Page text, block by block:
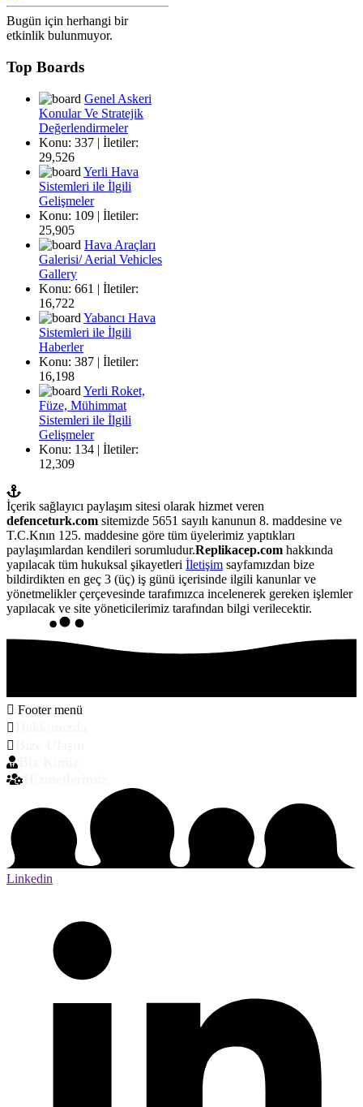
Bugün için herhangi bir
etkinlik bulunmuyor.
Top Boards
Genel Askeri
Konular Ve Stratejik
Değerlendirmeler
Konu: 337 | İletiler:
29,526
Yerli Hava
Sistemleri ile İlgili
Gelişmeler
Konu: 109 | İletiler:
25,905
Hava Araçları
Galerisi/ Aerial Vehicles
Gallery
Konu: 661 | İletiler:
16,722
Yabancı Hava
Sistemleri ile İlgili
Haberler
Konu: 387 | İletiler:
16,198
Yerli Roket,
Füze, Mühimmat
Sistemleri ile İlgili
Gelişmeler
Konu: 134 | İletiler:
12,309
İçerik sağlayıcı paylaşım sitesi olarak hizmet veren
defenceturk.com sitemizde 5651 sayılı kanunun 8. maddesine ve
T.C.Knın 125. maddesine göre tüm üyelerimiz yaptıkları
paylaşımlardan kendileri sorumludur.Replikacep.com hakkında
yapılacak tüm hukuksal şikayetleri İletişim sayfamızdan bize
bildirdikten en geç 3 (üç) iş günü içerisinde ilgili kanunlar ve
yönetmelikler çerçevesinde tarafımızca incelenerek gereken işlemler
yapılacak ve site yöneticilerimiz tarafından bilgi verilecektir.
Footer menü
Linkedin